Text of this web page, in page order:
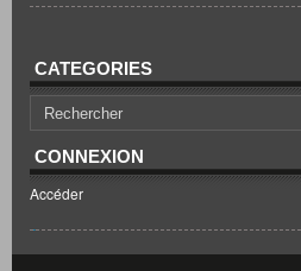
CATEGORIES
CONNEXION
Accéder